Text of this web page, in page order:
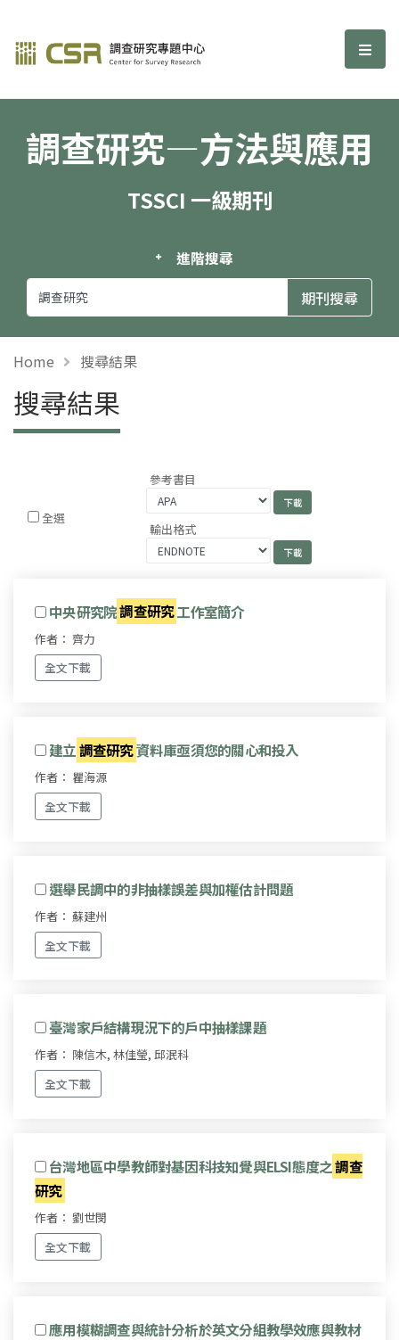
調查研究—方法與應用期刊 選
調查研究—方法與應用
TSSCI 一級期刊
進階搜尋
Home 搜尋結果
搜尋結果
全選
參考書目
輸出格式
中央研究院調查研究工作室簡介
作者： 齊力
全文下載
建立調查研究資料庫亟須您的關心和投入
作者： 瞿海源
全文下載
選舉民調中的非抽樣誤差與加權估計問題
作者： 蘇建州
全文下載
臺灣家戶結構現況下的戶中抽樣課題
作者： 陳信木, 林佳瑩, 邱泯科
全文下載
台灣地區中學教師對基因科技知覺與ELSI態度之 調查
研究
作者： 劉世閔
全文下載
應用模糊調查與統計分析於英文分組教學效應與教材